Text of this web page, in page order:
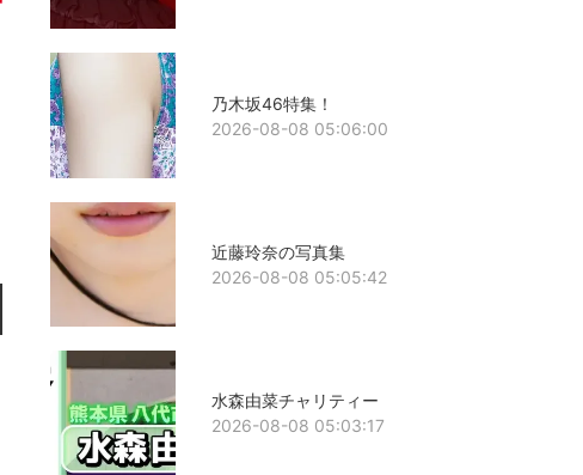
乃木坂46特集！
2026-08-08 05:06:00
近藤玲奈の写真集
2026-08-08 05:05:42
水森由菜チャリティー
2026-08-08 05:03:17